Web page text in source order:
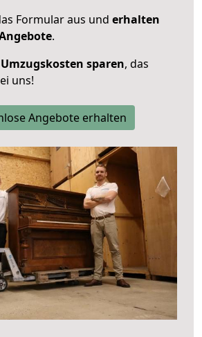
Formular aus und erhalten
.
Umzugskosten sparen, das
uns!
Angebote erhalten